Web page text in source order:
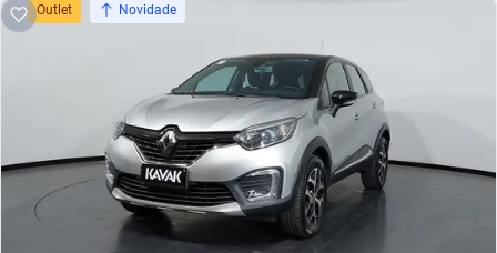
Outlet Novidade